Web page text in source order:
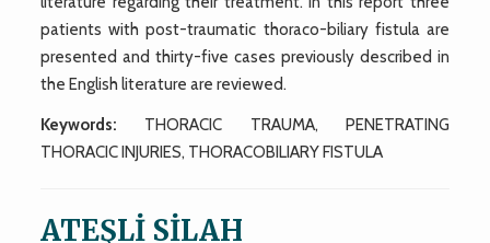
patients with post-traumatic thoraco-biliary fistula are
presented and thirty-five cases previously described in
the English literature are reviewed.
Keywords: THORACIC TRAUMA, PENETRATING
THORACIC INJURIES, THORACOBILIARY FISTULA
ATEŞLİ SİLAH